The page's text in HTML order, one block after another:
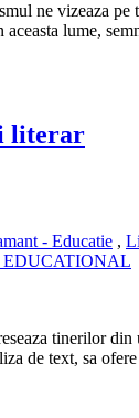
ne vizeaza
lume,
literar
- Educatie ,
tinerilor
de text, sa